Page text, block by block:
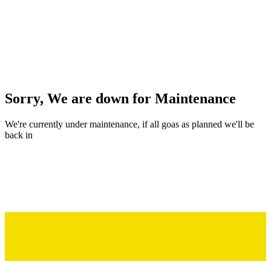
Sorry, We are down for Maintenance
We're currently under maintenance, if all goas as planned we'll be
back in